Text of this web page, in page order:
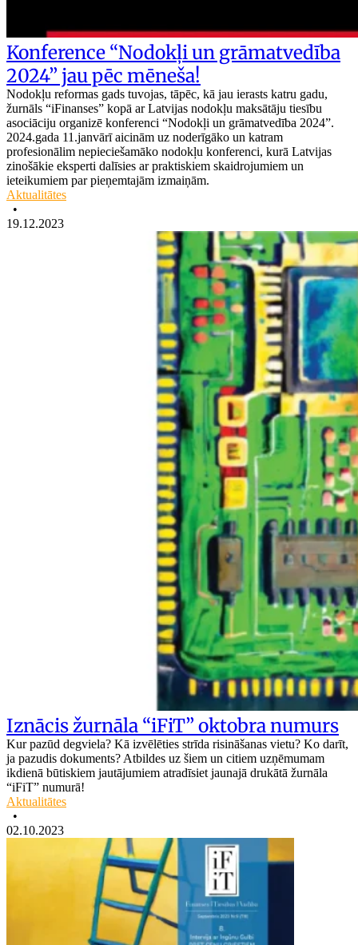
Konference “Nodokļi un grāmatvedība
2024” jau pēc mēneša!
Nodokļu reformas gads tuvojas, tāpēc, kā jau ierasts katru gadu,
žurnāls “iFinanses” kopā ar Latvijas nodokļu maksātāju tiesību
asociāciju organizē konferenci “Nodokļi un grāmatvedība 2024”.
2024.gada 11.janvārī aicinām uz noderīgāko un katram
profesionālim nepieciešamāko nodokļu konferenci, kurā Latvijas
zinošākie eksperti dalīsies ar praktiskiem skaidrojumiem un
ieteikumiem par pieņemtajām izmaiņām.
Aktualitātes
•
19.12.2023
Iznācis žurnāla “iFiT” oktobra numurs
Kur pazūd degviela? Kā izvēlēties strīda risināšanas vietu? Ko darīt,
ja pazudis dokuments? Atbildes uz šiem un citiem uzņēmumam
ikdienā būtiskiem jautājumiem atradīsiet jaunajā drukātā žurnāla
“iFiT” numurā!
Aktualitātes
•
02.10.2023